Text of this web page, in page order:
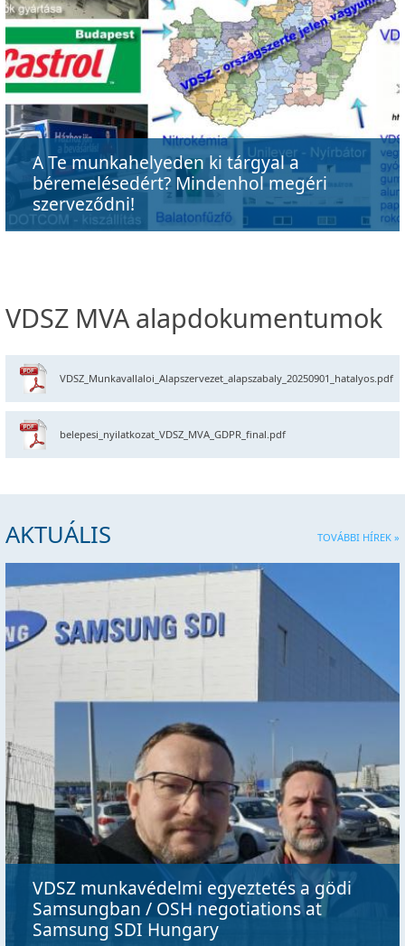
A Te munkahelyeden ki tárgyal a
béremelésedért? Mindenhol megéri
szerveződni!
VDSZ MVA alapdokumentumok
VDSZ_Munkavallaloi_Alapszervezet_alapszabaly_20250901_hatalyos.pdf
belepesi_nyilatkozat_VDSZ_MVA_GDPR_final.pdf
AKTUÁLIS TOVÁBBI HÍREK »
VDSZ munkavédelmi egyeztetés a gödi
Samsungban / OSH negotiations at
Samsung SDI Hungary